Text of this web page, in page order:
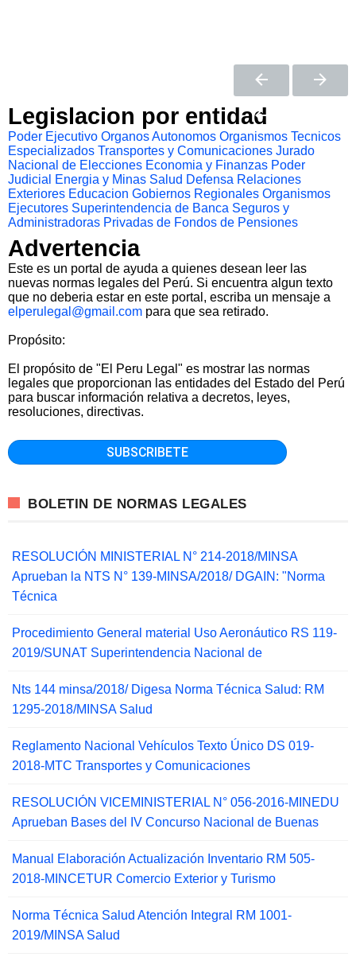
Legislacion por entidad
Poder Ejecutivo Organos Autonomos Organismos Tecnicos
Especializados Transportes y Comunicaciones Jurado
Nacional de Elecciones Economia y Finanzas Poder
Judicial
Energia y Minas Salud Defensa Relaciones
Exteriores Educacion Gobiernos Regionales Organismos
Ejecutores Superintendencia de Banca Seguros y
Administradoras Privadas de Fondos de Pensiones
Advertencia
Este es un portal de ayuda a quienes desean leer las
nuevas normas legales del Perú. Si encuentra algun texto
que no deberia estar en este portal, escriba un mensaje a
elperulegal@gmail.com para que sea retirado.
Propósito:
El propósito de "El Peru Legal" es mostrar las normas
legales que proporcionan las entidades del Estado del Perú
para buscar información relativa a decretos, leyes,
resoluciones, directivas.
BOLETIN DE NORMAS LEGALES
RESOLUCIÓN MINISTERIAL N° 214-2018/MINSA
Aprueban la NTS N° 139-MINSA/2018/ DGAIN: "Norma
Técnica
Procedimiento General material Uso Aeronáutico RS 119-
2019/SUNAT Superintendencia Nacional de
Nts 144 minsa/2018/ Digesa Norma Técnica Salud: RM
1295-2018/MINSA Salud
Reglamento Nacional Vehículos Texto Único DS 019-
2018-MTC Transportes y Comunicaciones
RESOLUCIÓN VICEMINISTERIAL N° 056-2016-MINEDU
Aprueban Bases del IV Concurso Nacional de Buenas
Manual Elaboración Actualización Inventario RM 505-
2018-MINCETUR Comercio Exterior y Turismo
Norma Técnica Salud Atención Integral RM 1001-
2019/MINSA Salud